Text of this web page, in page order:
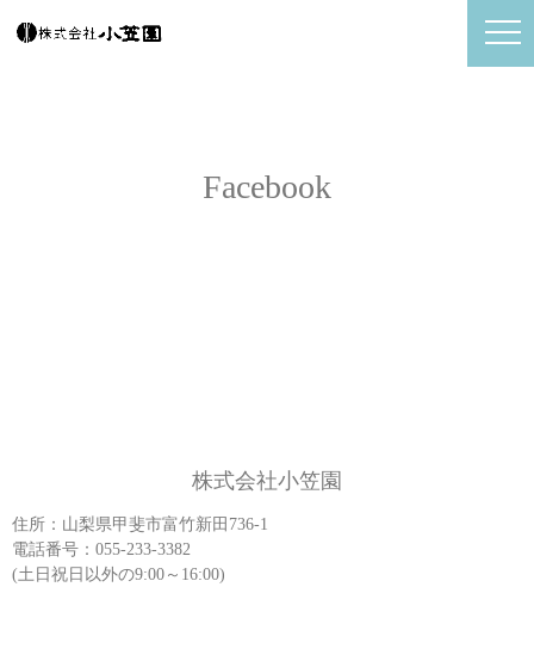
Facebook
株式会社小笠園
住所：山梨県甲斐市富竹新田736-1
電話番号：055-233-3382
(土日祝日以外の9:00～16:00)